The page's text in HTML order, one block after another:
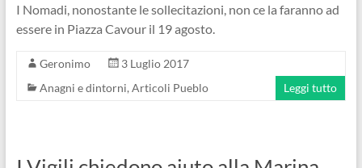
I Nomadi, nonostante le sollecitazioni, non ce la faranno ad
essere in Piazza Cavour il 19 agosto.
Geronimo
3 Luglio 2017
Anagni e dintorni, Articoli Pueblo Leggi tutto